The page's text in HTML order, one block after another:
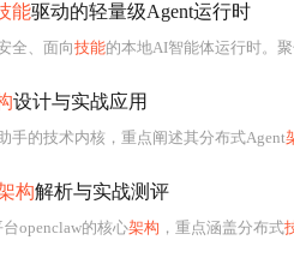
能驱动的轻量级Agent运行时
全、面向技能的本地AI智能体运行时。
设计与实战应用
手的技术内核，重点阐述其分布式Agent
构解析与实战测评
openclaw的核心架构 ，重点涵盖分布式